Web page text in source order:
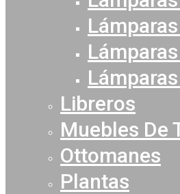
Libreros
Muebles De
Ottomanes
Plantas